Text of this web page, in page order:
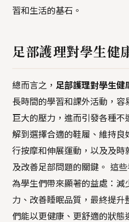
習和生活的基石。
足部護理對學生健
總而言之， 足部護理對學生健
長時間的學習和課外活動，容
巨大的壓力，進而引發各種不
解到選擇合適的鞋履、維持良
行按摩和伸展運動，以及及時
及改善足部問題的關鍵。 這
為學生們帶來顯著的益處：減
力、改善睡眠品質，最終提升
們能以更健康、更舒適的狀態